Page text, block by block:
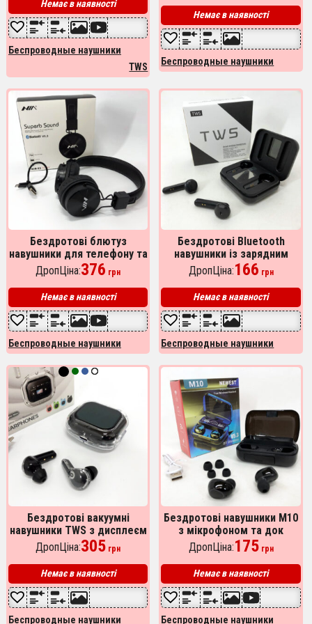
Немає в наявності
Беспроводные наушники
TWS
из 5
Немає в наявності
Беспроводные наушники
Бездротові блютуз
навушники для телефону та
комп'ютера з мікрофоном
NIA X3, гарні бездротові
навушники
ДропЦіна:376 грн
Немає в наявності
Беспроводные наушники
Бездротові Bluetooth
навушники із зарядним
кейсом L12 TWS Bluetooth
5.0 із сенсорним
керуванням
ДропЦіна:166 грн
Немає в наявності
Беспроводные наушники
Бездротові вакуумні
навушники TWS з дисплеєм
LED, вологозахист IPx4
Bluetooth 5.4 з кейсом.
Колір: чорний
ДропЦіна:305 грн
Немає в наявності
Беспроводные наушники
Бездротові навушники M10
з мікрофоном та док
станцією-кейсом,
бездротові bluetooth
навушники-гарнітура
ДропЦіна:175грн
Немає в наявності
Беспроводные наушники